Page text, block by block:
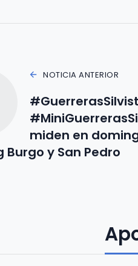
NOTICIA ANTERIOR
miden en
Burgo y San Pedro